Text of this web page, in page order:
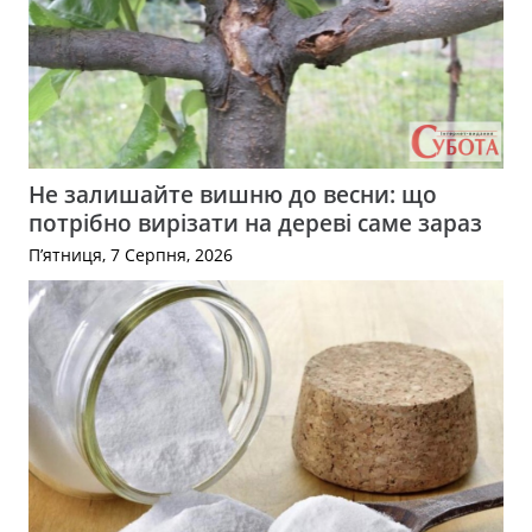
Не залишайте вишню до весни: що
потрібно вирізати на дереві саме зараз
П’ятниця, 7 Серпня, 2026